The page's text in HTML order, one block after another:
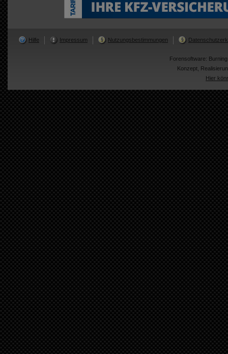
Hilfe Impressum Nutzungsbestimmungen
Forensoftware:
Konzept,
Hier